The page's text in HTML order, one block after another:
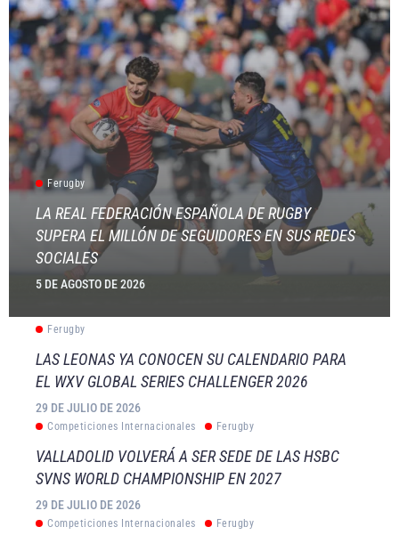
Ferugby
LA REAL FEDERACIÓN ESPAÑOLA DE RUGBY
SUPERA EL MILLÓN DE SEGUIDORES EN SUS REDES
SOCIALES
5 DE AGOSTO DE 2026
Ferugby
LAS LEONAS YA CONOCEN SU CALENDARIO PARA
EL WXV GLOBAL SERIES CHALLENGER 2026
29 DE JULIO DE 2026
Competiciones Internacionales Ferugby
VALLADOLID VOLVERÁ A SER SEDE DE LAS HSBC
SVNS WORLD CHAMPIONSHIP EN 2027
29 DE JULIO DE 2026
Competiciones Internacionales Ferugby